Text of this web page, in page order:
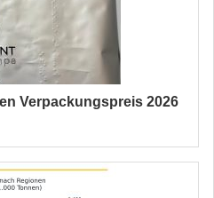
Verpackungspreis 2026